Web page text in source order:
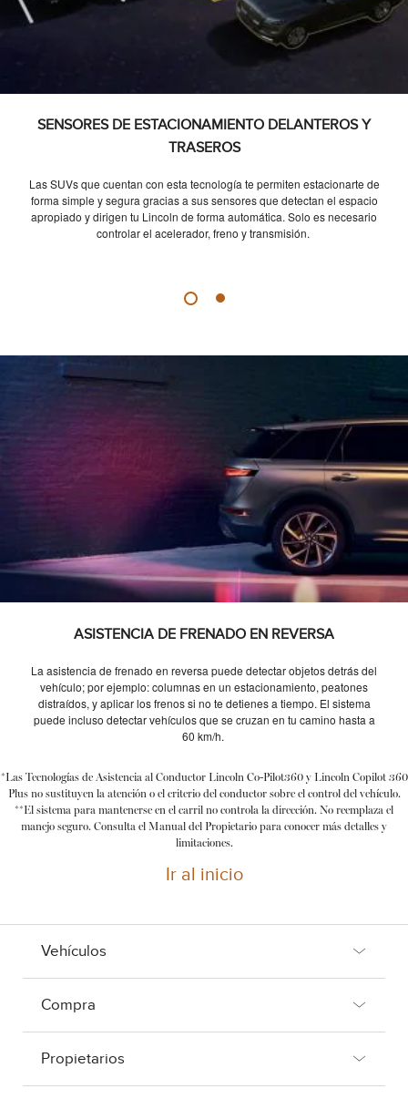
SENSORES DE ESTACIONAMIENTO DELANTEROS Y
TRASEROS
Las SUVs que cuentan con esta tecnología te permiten estacionarte de
forma simple y segura gracias a sus sensores que detectan el espacio
apropiado y dirigen tu Lincoln de forma automática. Solo es necesario
controlar el acelerador, freno y transmisión.
ASISTENCIA DE FRENADO EN REVERSA
La asistencia de frenado en reversa puede detectar objetos detrás del
vehículo; por ejemplo: columnas en un estacionamiento, peatones
distraídos, y aplicar los frenos si no te detienes a tiempo. El sistema
puede incluso detectar vehículos que se cruzan en tu camino hasta a
60 km/h.
*Las Tecnologías de Asistencia al Conductor Lincoln Co-Pilot360 y Lincoln Copilot 360
Plus no sustituyen la atención o el criterio del conductor sobre el control del vehículo.
**El sistema para mantenerse en el carril no controla la dirección. No reemplaza el
manejo seguro. Consulta el Manual del Propietario para conocer más detalles y
limitaciones.
Ir al inicio
Vehículos
Compra
Propietarios